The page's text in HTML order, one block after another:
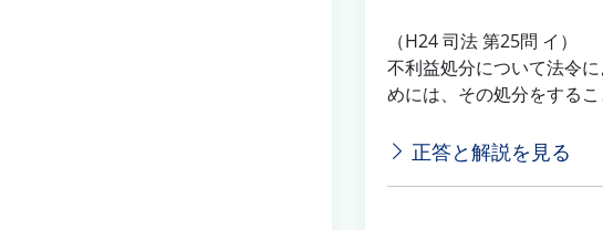
（H24 司法 第25問 イ）
不利益処分について法令
めには、その処分をする
正答と解説を見る